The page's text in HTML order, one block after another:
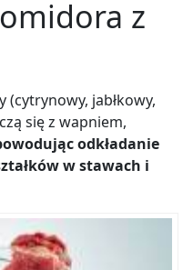
z
jabłkowy,
się z wapniem,
odkładanie
w stawach i